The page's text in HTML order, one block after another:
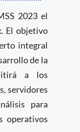
2023 el
El objetivo
integral
de la
a los
servidores
para
operativos